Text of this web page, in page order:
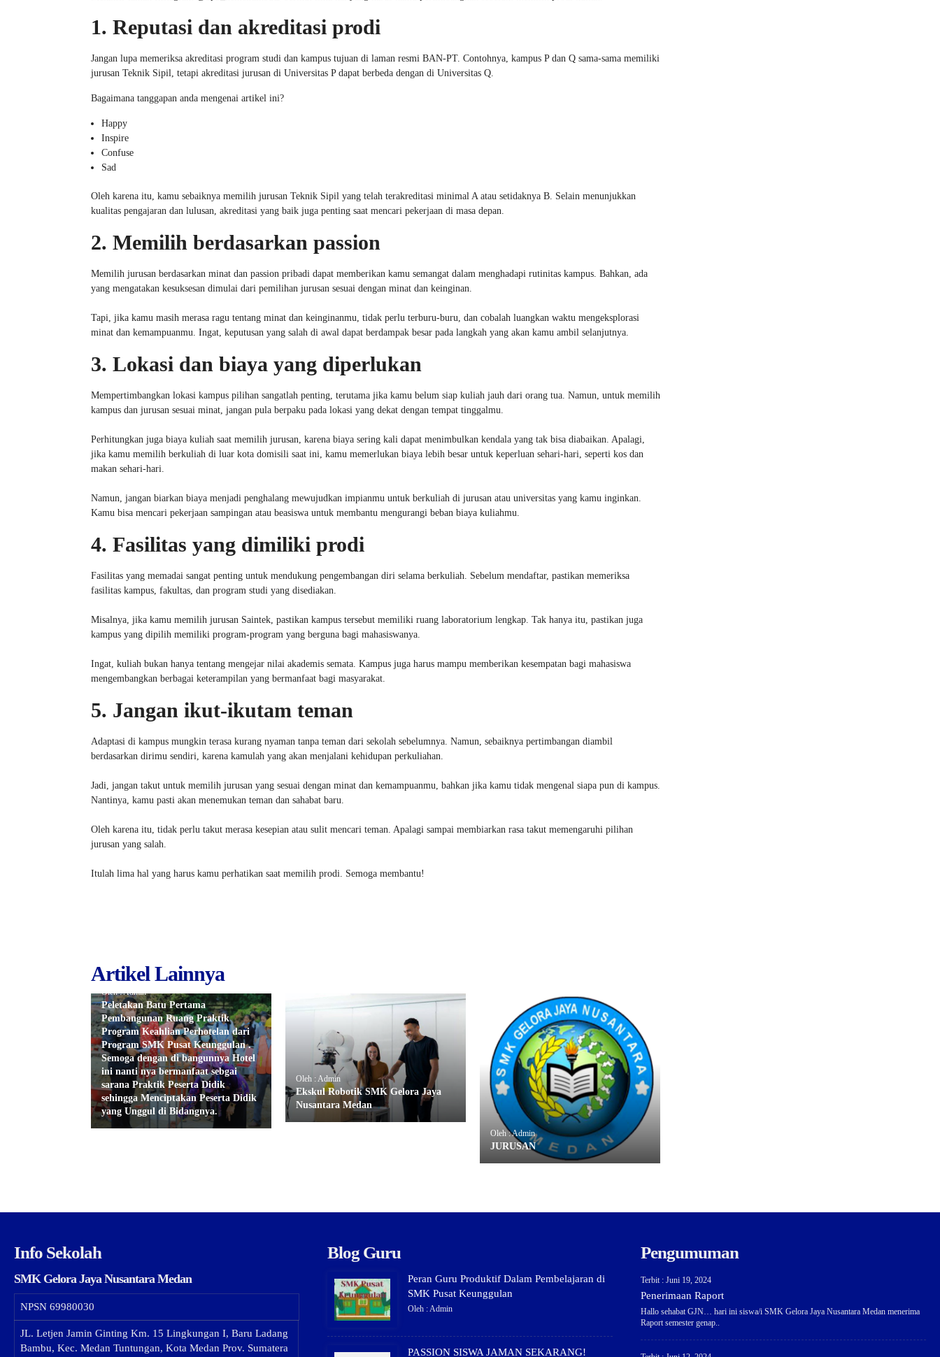
1. Reputasi dan akreditasi prodi
Jangan lupa memeriksa akreditasi program studi dan kampus tujuan di laman resmi BAN-PT. Contohnya, kampus P dan Q sama-sama memiliki
jurusan Teknik Sipil, tetapi akreditasi jurusan di Universitas P dapat berbeda dengan di Universitas Q.
Bagaimana tanggapan anda mengenai artikel ini?
Happy
Inspire
Confuse
Sad
Oleh karena itu, kamu sebaiknya memilih jurusan Teknik Sipil yang telah terakreditasi minimal A atau setidaknya B. Selain menunjukkan
kualitas pengajaran dan lulusan, akreditasi yang baik juga penting saat mencari pekerjaan di masa depan.
2. Memilih berdasarkan passion
Memilih jurusan berdasarkan minat dan passion pribadi dapat memberikan kamu semangat dalam menghadapi rutinitas kampus. Bahkan, ada
yang mengatakan kesuksesan dimulai dari pemilihan jurusan sesuai dengan minat dan keinginan.
Tapi, jika kamu masih merasa ragu tentang minat dan keinginanmu, tidak perlu terburu-buru, dan cobalah luangkan waktu mengeksplorasi
minat dan kemampuanmu. Ingat, keputusan yang salah di awal dapat berdampak besar pada langkah yang akan kamu ambil selanjutnya.
3. Lokasi dan biaya yang diperlukan
Mempertimbangkan lokasi kampus pilihan sangatlah penting, terutama jika kamu belum siap kuliah jauh dari orang tua. Namun, untuk memilih
kampus dan jurusan sesuai minat, jangan pula berpaku pada lokasi yang dekat dengan tempat tinggalmu.
Perhitungkan juga biaya kuliah saat memilih jurusan, karena biaya sering kali dapat menimbulkan kendala yang tak bisa diabaikan. Apalagi,
jika kamu memilih berkuliah di luar kota domisili saat ini, kamu memerlukan biaya lebih besar untuk keperluan sehari-hari, seperti kos dan
makan sehari-hari.
Namun, jangan biarkan biaya menjadi penghalang mewujudkan impianmu untuk berkuliah di jurusan atau universitas yang kamu inginkan.
Kamu bisa mencari pekerjaan sampingan atau beasiswa untuk membantu mengurangi beban biaya kuliahmu.
4. Fasilitas yang dimiliki prodi
Fasilitas yang memadai sangat penting untuk mendukung pengembangan diri selama berkuliah. Sebelum mendaftar, pastikan memeriksa
fasilitas kampus, fakultas, dan program studi yang disediakan.
Misalnya, jika kamu memilih jurusan Saintek, pastikan kampus tersebut memiliki ruang laboratorium lengkap. Tak hanya itu, pastikan juga
kampus yang dipilih memiliki program-program yang berguna bagi mahasiswanya.
Ingat, kuliah bukan hanya tentang mengejar nilai akademis semata. Kampus juga harus mampu memberikan kesempatan bagi mahasiswa
mengembangkan berbagai keterampilan yang bermanfaat bagi masyarakat.
5. Jangan ikut-ikutam teman
Adaptasi di kampus mungkin terasa kurang nyaman tanpa teman dari sekolah sebelumnya. Namun, sebaiknya pertimbangan diambil
berdasarkan dirimu sendiri, karena kamulah yang akan menjalani kehidupan perkuliahan.
Jadi, jangan takut untuk memilih jurusan yang sesuai dengan minat dan kemampuanmu, bahkan jika kamu tidak mengenal siapa pun di kampus.
Nantinya, kamu pasti akan menemukan teman dan sahabat baru.
Oleh karena itu, tidak perlu takut merasa kesepian atau sulit mencari teman. Apalagi sampai membiarkan rasa takut memengaruhi pilihan
jurusan yang salah.
Itulah lima hal yang harus kamu perhatikan saat memilih prodi. Semoga membantu!
Artikel Lainnya
Oleh : Admin
Peletakan Batu Pertama
Pembangunan Ruang Praktik
Program Keahlian Perhotelan dari
Program SMK Pusat Keunggulan .
Semoga dengan di bangunnya Hotel
ini nanti nya bermanfaat sebgai
sarana Praktik Peserta Didik
sehingga Menciptakan Peserta Didik
yang Unggul di Bidangnya.
Oleh : Admin
Ekskul Robotik SMK Gelora Jaya
Nusantara Medan
Oleh : Admin
JURUSAN
Info Sekolah
SMK Gelora Jaya Nusantara Medan
NPSN 69980030
JL. Letjen Jamin Ginting Km. 15 Lingkungan I, Baru Ladang
Bambu, Kec. Medan Tuntungan, Kota Medan Prov. Sumatera
Blog Guru
Peran Guru Produktif Dalam Pembelajaran di
SMK Pusat Keunggulan
Oleh : Admin
PASSION SISWA JAMAN SEKARANG!
Pengumuman
Terbit : Juni 19, 2024
Penerimaan Raport
Hallo sehabat GJN… hari ini siswa/i SMK Gelora Jaya Nusantara Medan menerima
Raport semester genap..